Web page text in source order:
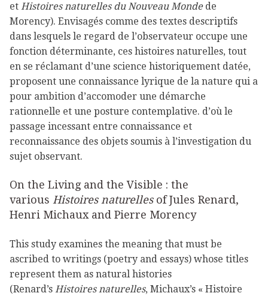
et Histoires naturelles du Nouveau Mondede
Morency). Envisagés comme des textes descriptifs
dans lesquels le regard de l’observateur occupe une
fonction déterminante, ces histoires naturelles, tout
en se réclamant d’une science historiquement datée,
proposent une connaissance lyrique de la nature qui a
pour ambition d’accomoder une démarche
rationnelle et une posture contemplative. d’où le
passage incessant entre connaissance et
reconnaissance des objets soumis à l’investigation du
sujet observant.
On the Living and the Visible : the
various Histoires naturellesof Jules Renard,
Henri Michaux and Pierre Morency
This study examines the meaning that must be
ascribed to writings (poetry and essays) whose titles
represent them as natural histories
(Renard’s Histoires naturelles, Michaux’s « Histoire